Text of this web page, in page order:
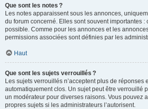
Que sont les notes ?
Les notes apparaissent sous les annonces,
du forum concerné. Elles sont souvent importantes :
possible. Comme pour les annonces et les
permissions associées sont définies par les
Haut
Que sont les sujets verrouillés ?
Les sujets verrouillés n’acceptent plus de réponses
automatiquement clos. Un sujet peut être verrouillé
un modérateur pour diverses raisons. Vous pouvez
propres sujets si les administrateurs l’autorisent.